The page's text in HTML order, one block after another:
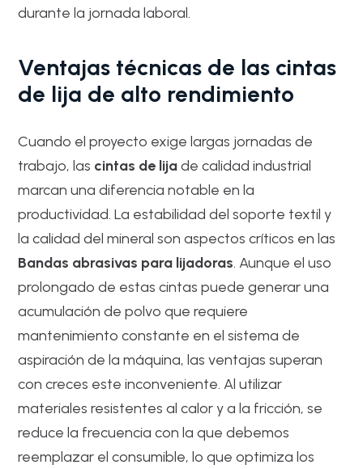
durante la jornada laboral.
Ventajas técnicas de las cintas
de lija de alto rendimiento
Cuando el proyecto exige largas jornadas de
trabajo, las cintas de lijade calidad industrial
marcan una diferencia notable en la
productividad. La estabilidad del soporte textil y
la calidad del mineral son aspectos críticos en las
Bandas abrasivas para lijadoras. Aunque el uso
prolongado de estas cintas puede generar una
acumulación de polvo que requiere
mantenimiento constante en el sistema de
aspiración de la máquina, las ventajas superan
con creces este inconveniente. Al utilizar
materiales resistentes al calor y a la fricción, se
reduce la frecuencia con la que debemos
reemplazar el consumible, lo que optimiza los